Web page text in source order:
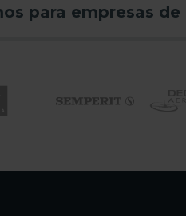
para empresas